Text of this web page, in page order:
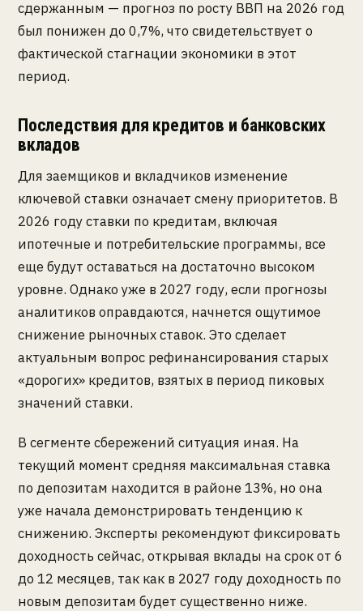
сдержанным — прогноз по росту ВВП на 2026 год
был понижен до 0,7%, что свидетельствует о
фактической стагнации экономики в этот
период.
Последствия для кредитов и банковских
вкладов
Для заемщиков и вкладчиков изменение
ключевой ставки означает смену приоритетов. В
2026 году ставки по кредитам, включая
ипотечные и потребительские программы, все
еще будут оставаться на достаточно высоком
уровне. Однако уже в 2027 году, если прогнозы
аналитиков оправдаются, начнется ощутимое
снижение рыночных ставок. Это сделает
актуальным вопрос рефинансирования старых
«дорогих» кредитов, взятых в период пиковых
значений ставки.
В сегменте сбережений ситуация иная. На
текущий момент средняя максимальная ставка
по депозитам находится в районе 13%, но она
уже начала демонстрировать тенденцию к
снижению. Эксперты рекомендуют фиксировать
доходность сейчас, открывая вклады на срок от 6
до 12 месяцев, так как в 2027 году доходность по
новым депозитам будет существенно ниже.